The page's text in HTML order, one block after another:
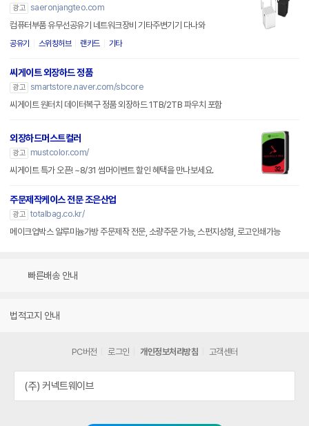
광고 saeronjangteo.com
컴퓨터부품 유무선공유기 네트워크장비 기타주변기기 다나와
공유기 스위칭허브 랜카드 기타
씨게이트 외장하드 정품
광고 smartstore.naver.com/sbcore
씨게이트 원터치 데이터복구 정품 외장하드 1TB/2TB 파우치 포함
외장하드머스트컬러
광고
mustcolor.com/
씨게이트 특가 오픈! ~8/31 썸머이벤트 할인 혜택을 만나보세요.
주문제작케이스 전문 조은산업
광고 totalbag.co.kr/
메이크업박스 알루미늄가방 주문제작 전문, 소량주문 가능, 스펀지성형, 로고인쇄가능
빠른배송 안내
법적고지 안내
PC버전 로그인 개인정보처리방침 고객센터
(주) 커넥트웨이브